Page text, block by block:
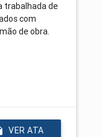
trabalhada de
com
de obra.
VER ATA